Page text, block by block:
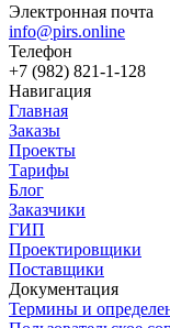
Электронная почта
info@pirs.online
Телефон
+7 (982) 821-1-128
Навигация
Главная
Заказы
Проекты
Тарифы
Блог
Заказчики
ГИП
Проектировщики
Поставщики
Документация
Термины и